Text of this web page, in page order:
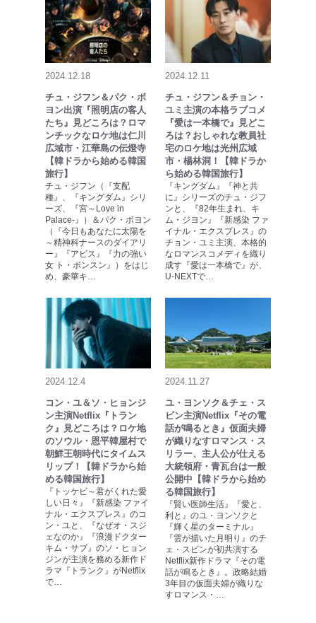
2024.12.18
チュ・ジフン＆パク・ボ
ヨン出演『照明店の客人
たち』見どころは？ロマ
ンチックなロケ地は仁川
広域市・江華島の伝燈寺
【韓ドラから始める韓国
旅行】
チュ・ジフン（『支配
種』、『キングダム』シリ
ーズ、『宮～Love in
Palace-』）＆パク・ボヨン
（『今日もあなたに太陽を
～精神科ナースのダイアリ
ー』『アビス』『力の強い
女 ト・ボンスン』）をはじ
め、豪華キ…
2024.12.11
チュ・ジフン＆チョン・
ユミ主演の本格ラブコメ
『愛は一本橋で』見どこ
ろは？おしゃれな教員社
宅のロケ地は光州広域
市・楊林洞！【韓ドラか
ら始める韓国旅行】
『キングダム』『神と共
に』シリーズのチュ・ジフ
ンと、『82年生まれ、キ
ム・ジヨン』『新感染 ファ
イナル・エクスプレス』の
チョン・ユミ主演、本格的
なロマンスコメディを織り
成す『愛は一本橋で』が、
U-NEXTで…
2024.12.4
コン・ユ＆ソ・ヒョンジ
ン主演Netflix『トラン
ク』見どころは？ロケ地
のソウル・恩平韓屋村で
朝鮮王朝時代にタイムス
リップ！【韓ドラから始
める韓国旅行】
『トッケビ～君がくれた愛
しい日々』『新感染 ファイ
ナル・エクスプレス』のコ
ン・ユと、『なぜオ・スジ
ェなのか』『浪漫ドクター
キム・サブ』のソ・ヒョン
ジンが主演を務める新作ド
ラマ『トランク』がNetflix
で…
2024.11.27
ユ・ヨンソク＆チェ・ス
ビン主演Netflix『その電
話が鳴るとき』仮面夫婦
が織りなすロマンス・ス
リラー、主人公が仕える
大統領府・青瓦台は一般
公開中【韓ドラから始め
る韓国旅行】
『賢い医師生活』『愛と、
利と』のユ・ヨンソクと
『輝く星のターミナル』
『雲が描いた月明り』のチ
ェ・スビンが初共演する
Netflix新作ドラマ『その電
話が鳴るとき』。政略結婚
3年目の仮面夫婦が織りな
すロマンス・…